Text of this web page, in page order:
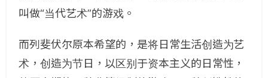
叫做“当代艺术”的游戏。
而列斐伏尔原本希望的，是将日常生活创造为艺
术，创造为节日，以区别于资本主义的日常性，